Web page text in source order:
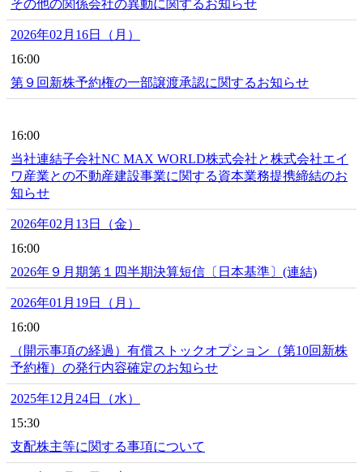
その他の関係会社の異動に関するお知らせ
2026年02月16日（月）
16:00
第９回新株予約権の一部譲渡承認に関するお知らせ
16:00
当社連結子会社NC MAX WORLD株式会社と株式会社エイ
ワ産業との不動産建設事業に関する資本業務提携締結のお
知らせ
2026年02月13日（金）
16:00
2026年９月期第１四半期決算短信〔日本基準〕(連結)
2026年01月19日（月）
16:00
（開示事項の経過）有償ストックオプション（第10回新株
予約権）の発行内容確定のお知らせ
2025年12月24日（水）
15:30
支配株主等に関する事項について